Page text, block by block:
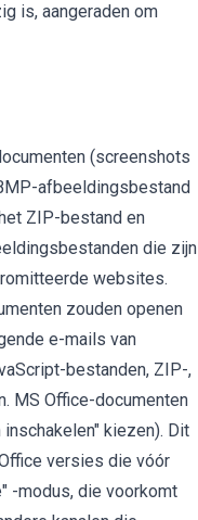
is, aangeraden om
(screenshots
afbeeldingsbestand
ZIP-bestand en
die zijn
websites.
zouden openen
e-mails van
bestanden, ZIP-,
MS Office-documenten
kiezen). Dit
versies die vóór
-modus, die voorkomt